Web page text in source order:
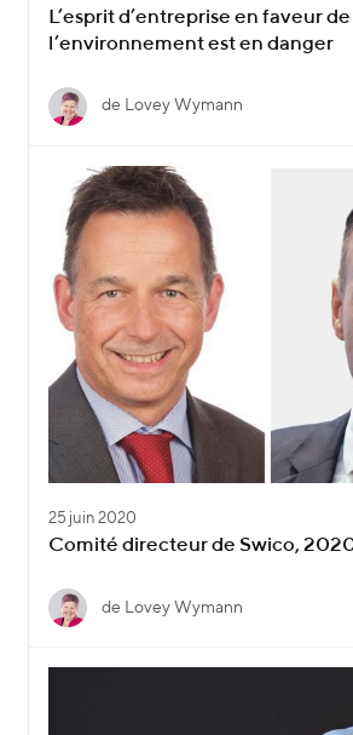
L’esprit d’entreprise en faveur de
l’environnement est en danger
de Lovey Wymann
25 juin 2020
Comité directeur de Swico,
de Lovey Wymann